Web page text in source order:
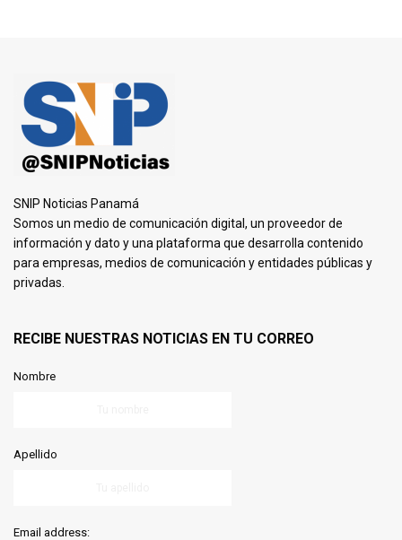
SNIP Noticias Panamá
Somos un medio de comunicación digital, un proveedor de
información y dato y una plataforma que desarrolla contenido
para empresas, medios de comunicación y entidades públicas y
privadas.
RECIBE NUESTRAS NOTICIAS EN TU CORREO
Nombre
Apellido
Email address: